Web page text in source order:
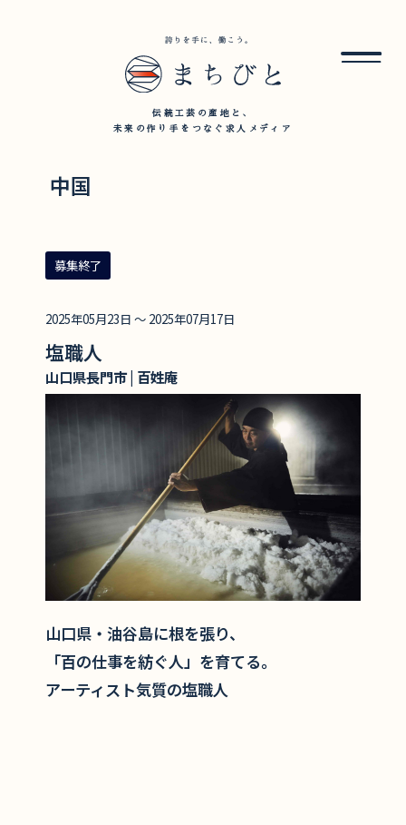
伝統工芸の産地と、
未来の作り手をつなぐ求人メディア
中国
募集終了
2025年05月23日 ～ 2025年07月17日
塩職人
山口県長門市 | 百姓庵
山口県・油谷島に根を張り、
「百の仕事を紡ぐ人」を育てる。
アーティスト気質の塩職人